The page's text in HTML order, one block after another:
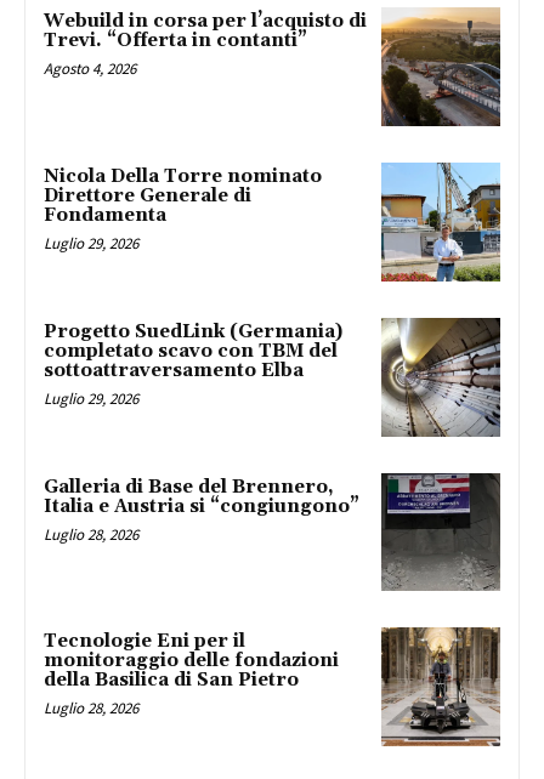
Webuild in corsa per l’acquisto di
Trevi. “Offerta in contanti”
Agosto 4, 2026
Nicola Della Torre nominato
Direttore Generale di
Fondamenta
Luglio 29, 2026
Progetto SuedLink (Germania)
completato scavo con TBM del
sottoattraversamento Elba
Luglio 29, 2026
Galleria di Base del Brennero,
Italia e Austria si “congiungono”
Luglio 28, 2026
Tecnologie Eni per il
monitoraggio delle fondazioni
della Basilica di San Pietro
Luglio 28, 2026